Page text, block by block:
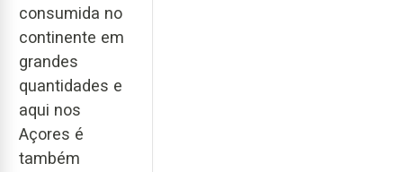
consumida no
continente em
grandes
quantidades e
aqui nos
Açores é
também